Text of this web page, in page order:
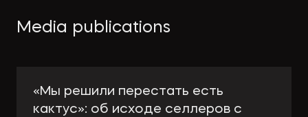
Media publications
«Мы решили перестать есть
кактус»: об исходе селлеров с